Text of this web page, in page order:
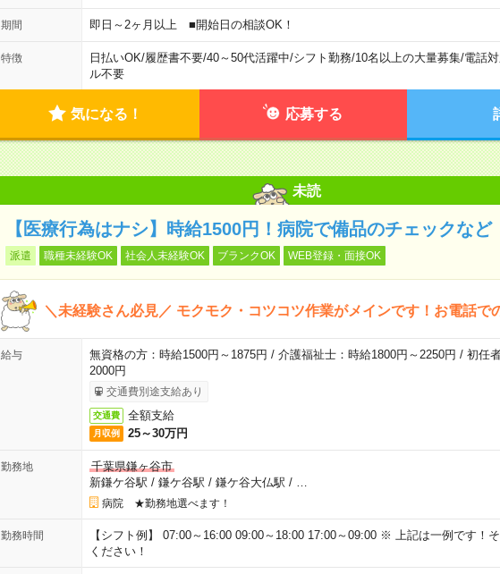
期間 即日～2ヶ月以上 ■開始日の相談OK！
特徴 日払いOK/履歴書不要/40～50代活躍中/シフト勤務/10名以上の大量募集/電話
ル不要
気になる！ 応募する
未読
【医療行為はナシ】時給1500円！病院で備品のチェックなど
派遣 職種未経験OK 社会人未経験OK ブランクOK WEB登録・面接OK
＼未経験さん必見／ モクモク・コツコツ作業がメインです！お電話で
給与
無資格の方：時給1500円～1875円 / 介護福祉士：時給1800円～2250円 / 初任
2000円
交通費別途支給あり
交通費 全額支給
月収例 25～30万円
勤務地
千葉県鎌ヶ谷市
新鎌ケ谷駅 / 鎌ケ谷駅 / 鎌ケ谷大仏駅 /
病院 ★勤務地選べます！
勤務時間
【シフト例】 07:00～16:00 09:00～18:00 17:00～09:00 ※ 上記は一例です！
ください！